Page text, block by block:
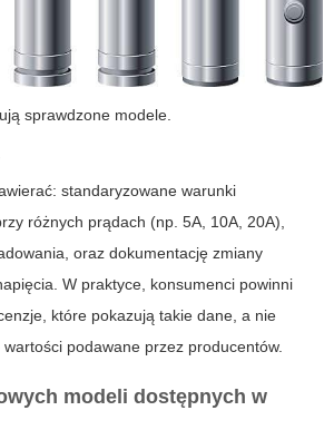
sprawdzone modele.
standaryzowane warunki
różnych prądach (np. 5A, 10A, 20A),
oraz dokumentację zmiany
W praktyce, konsumenci powinni
które pokazują takie dane, a nie
podawane przez producentów.
modeli dostępnych w